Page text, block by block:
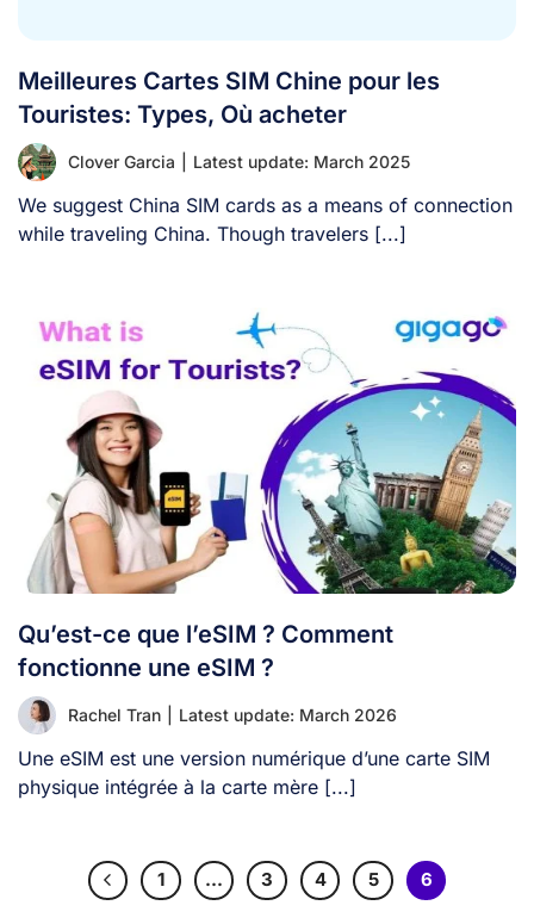
Meilleures Cartes SIM Chine pour les
Touristes: Types, Où acheter
Clover Garcia Latest update: March 2025
We suggest China SIM cards as a means of connection
while traveling China. Though travelers [...]
Qu’est-ce que l’eSIM ? Comment
fonctionne une eSIM ?
Rachel Tran Latest update: March 2026
Une eSIM est une version numérique d’une carte SIM
physique intégrée à la carte mère [...]
1 … 3 4 5 6